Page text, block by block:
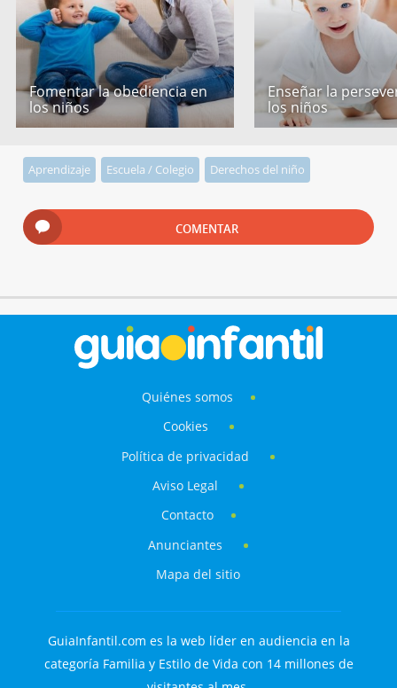
Fomentar la obediencia en
los niños
Enseñar la
los niños
Aprendizaje Escuela / Colegio Derechos del niño
COMENTAR
Quiénes somos
Cookies
Política de privacidad
Aviso Legal
Contacto
Anunciantes
Mapa del sitio
GuiaInfantil.com es la web líder en audiencia en la
categoría Familia y Estilo de Vida con 14 millones de